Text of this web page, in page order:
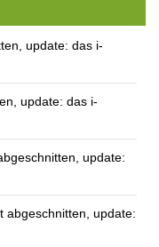
update: das i-
update: das i-
update:
abgeschnitten, update: